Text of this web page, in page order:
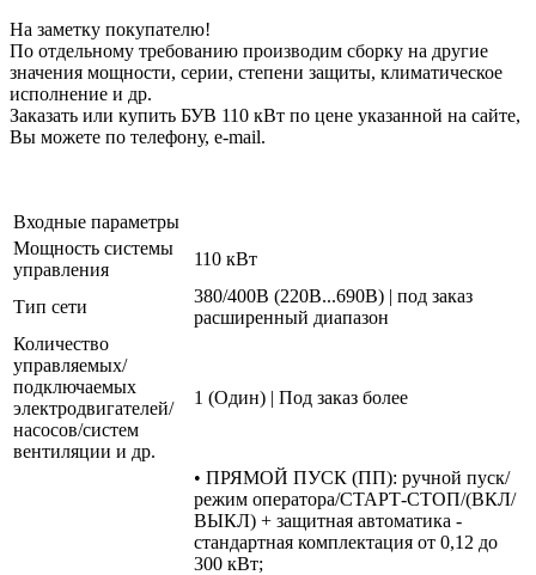
На заметку покупателю!
По отдельному требованию производим сборку на другие
значения мощности, серии, степени защиты, климатическое
исполнение и др.
Заказать или купить БУВ 110 кВт по цене указанной на сайте,
Вы можете по телефону, e-mail.
Входные параметры
Мощность системы
управления
110 кВт
Тип сети
380/400В (220В...690В) | под заказ
расширенный диапазон
Количество
управляемых/
подключаемых
электродвигателей/
насосов/систем
вентиляции и др.
1 (Один) | Под заказ более
• ПРЯМОЙ ПУСК (ПП): ручной пуск/
режим оператора/СТАРТ-СТОП/(ВКЛ/
ВЫКЛ) + защитная автоматика -
стандартная комплектация от 0,12 до
300 кВт;